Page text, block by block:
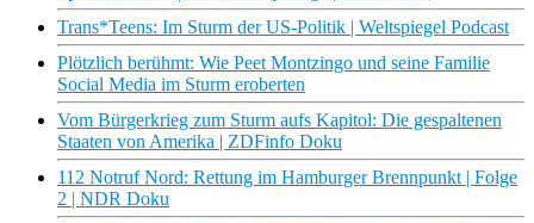
Trans*Teens: Im Sturm der US-Politik | Weltspiegel Podcast
Plötzlich berühmt: Wie Peet Montzingo und seine Familie
Social Media im Sturm eroberten
Vom Bürgerkrieg zum Sturm aufs Kapitol: Die gespaltenen
Staaten von Amerika | ZDFinfo Doku
112 Notruf Nord: Rettung im Hamburger Brennpunkt | Folge
2 | NDR Doku